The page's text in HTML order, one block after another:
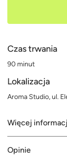
Czas trwania
90 minut
Lokalizacja
Aroma Studio, ul.
Więcej
Opinie